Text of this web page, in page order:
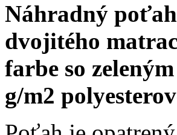
Náhradný
dvojitého
farbe so
g/m2